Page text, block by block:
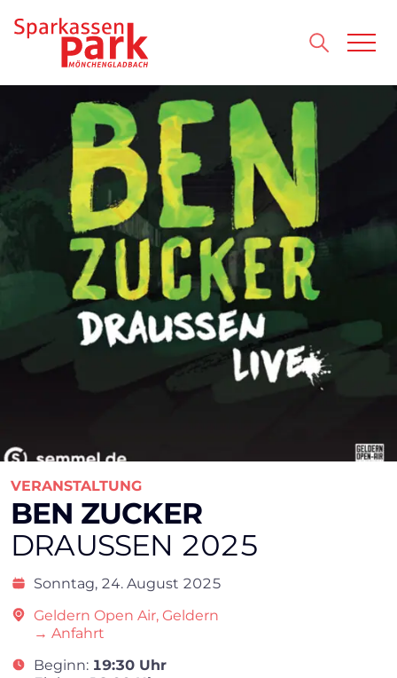
VERANSTALTUNG
BEN ZUCKER
DRAUSSEN 2025
Sonntag, 24. August 2025
Geldern Open Air, Geldern
→ Anfahrt
Beginn: 19:30 Uhr